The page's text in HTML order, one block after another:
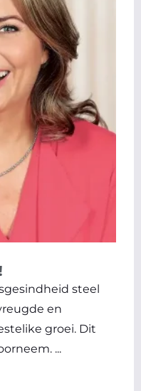
steel
en
groei. Dit
...